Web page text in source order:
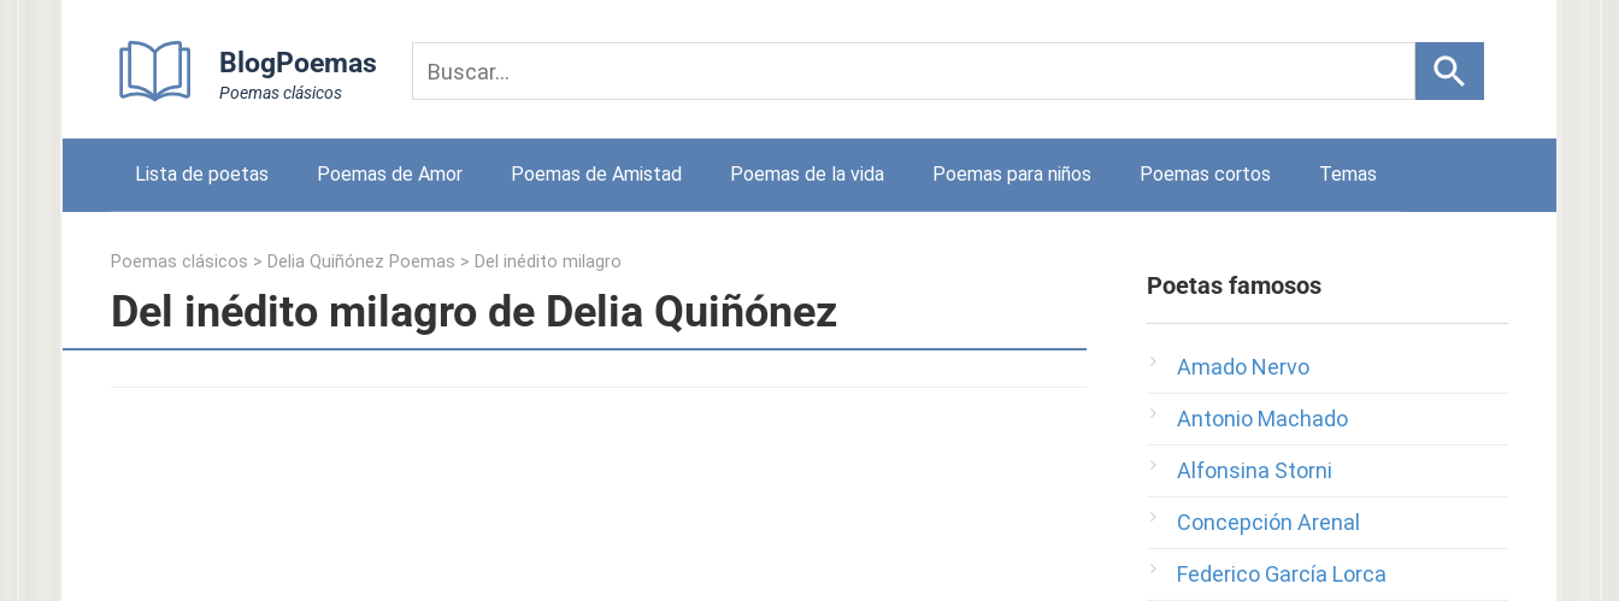
BlogPoemas
Poemas clásicos
Lista de poetas Poemas de Amor Poemas de Amistad Poemas de la vida Poemas para niños Poemas cortos Temas
Poemas clásicos > Delia Quiñónez Poemas > Del inédito milagro
Del inédito milagro de Delia Quiñónez
Poetas famosos
Amado Nervo
Antonio Machado
Alfonsina Storni
Concepción Arenal
Federico García Lorca